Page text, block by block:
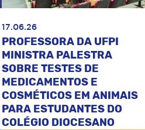
17.06.26
PROFESSORA DA UFPI
MINISTRA PALESTRA
SOBRE TESTES DE
MEDICAMENTOS E
COSMÉTICOS EM ANIMAIS
PARA ESTUDANTES DO
COLÉGIO DIOCESANO